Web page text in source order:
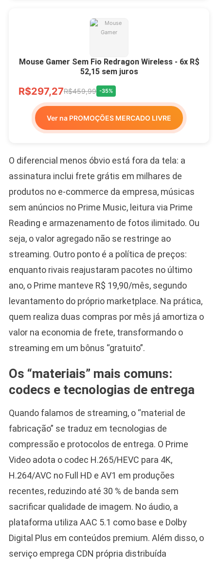
Mouse Gamer Sem Fio Redragon Wireless - 6x R$
52,15 sem juros
R$297,27R$459,99 -35%
Ver na PROMOÇÕES MERCADO LIVRE
O diferencial menos óbvio está fora da tela: a
assinatura inclui frete grátis em milhares de
produtos no e-commerce da empresa, músicas
sem anúncios no Prime Music, leitura via Prime
Reading e armazenamento de fotos ilimitado. Ou
seja, o valor agregado não se restringe ao
streaming. Outro ponto é a política de preços:
enquanto rivais reajustaram pacotes no último
ano, o Prime manteve R$ 19,90/mês, segundo
levantamento do próprio marketplace. Na prática,
quem realiza duas compras por mês já amortiza o
valor na economia de frete, transformando o
streaming em um bônus “gratuito”.
Os “materiais” mais comuns:
codecs e tecnologias de entrega
Quando falamos de streaming, o “material de
fabricação” se traduz em tecnologias de
compressão e protocolos de entrega. O Prime
Video adota o codec H.265/HEVC para 4K,
H.264/AVC no Full HD e AV1 em produções
recentes, reduzindo até 30 % de banda sem
sacrificar qualidade de imagem. No áudio, a
plataforma utiliza AAC 5.1 como base e Dolby
Digital Plus em conteúdos premium. Além disso, o
serviço emprega CDN própria distribuída